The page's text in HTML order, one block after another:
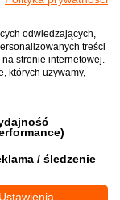
środkami
zgodnie z
odwiedzających,
treści
stronie internetowej.
których używamy,
/ śledzenie
Ustawienia